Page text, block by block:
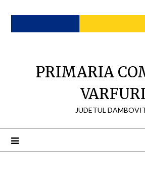
content
PRIMARIA
VARFURI
JUDETUL